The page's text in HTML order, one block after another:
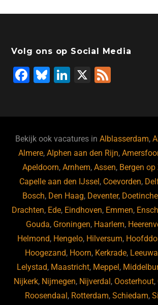
Volg ons op Social Media
F
b
o
o
k
Bl
ky
Li
dI
n
X
Bekijk ook vacatures inAlblasserdam,
Almere,Alphen aan den Rijn,
Apeldoorn,Arnhem,Assen, Bergen
Capelle aan den IJssel, Coevorden,
Bosch, Den Haag, Deventer,
Drachten, Ede, Eindhoven, Emmen,
Gouda, Groningen, Haarlem,
Helmond, Hengelo, Hilversum,
Hoogezand, Hoorn, Kerkrade,
Lelystad, Maastricht, Meppel,
Nijkerk, Nijmegen, Nijverdal, Oosterhout,
Roosendaal, Rotterdam, Schiedam,